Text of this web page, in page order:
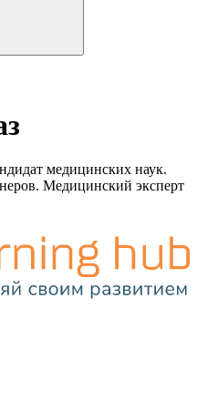
медицинских наук.
Медицинский эксперт